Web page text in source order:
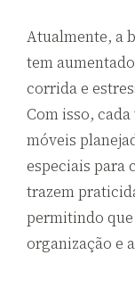
Atualmente, a
tem
corrida e
Com isso,
móveis
especiais para
trazem
permitindo
organização e